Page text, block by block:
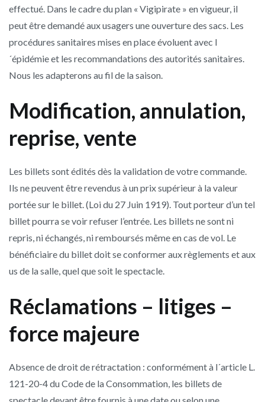
effectué. Dans le cadre du plan « Vigipirate » en vigueur, il
peut être demandé aux usagers une ouverture des sacs. Les
procédures sanitaires mises en place évoluent avec l
´épidémie et les recommandations des autorités sanitaires.
Nous les adapterons au fil de la saison.
Modification, annulation,
reprise, vente
Les billets sont édités dès la validation de votre commande.
Ils ne peuvent être revendus à un prix supérieur à la valeur
portée sur le billet. (Loi du 27 Juin 1919). Tout porteur d’un tel
billet pourra se voir refuser l’entrée. Les billets ne sont ni
repris, ni échangés, ni remboursés même en cas de vol. Le
bénéficiaire du billet doit se conformer aux règlements et aux
us de la salle, quel que soit le spectacle.
Réclamations – litiges –
force majeure
Absence de droit de rétractation : conformément à l´article L.
121-20-4 du Code de la Consommation, les billets de